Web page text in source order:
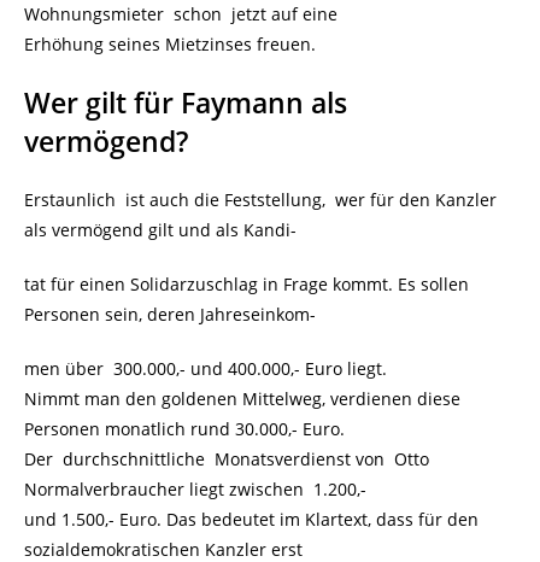
Wohnungsmieter schon jetzt auf eine
Erhöhung seines Mietzinses freuen.
Wer gilt für Faymann als
vermögend?
Erstaunlich ist auch die Feststellung, wer für den Kanzler
als vermögend gilt und als Kandi-
tat für einen Solidarzuschlag in Frage kommt. Es sollen
Personen sein, deren Jahreseinkom-
men über 300.000,- und 400.000,- Euro liegt.
Nimmt man den goldenen Mittelweg, verdienen diese
Personen monatlich rund 30.000,- Euro.
Der durchschnittliche Monatsverdienst von Otto
Normalverbraucher liegt zwischen 1.200,-
und 1.500,- Euro. Das bedeutet im Klartext, dass für den
sozialdemokratischen Kanzler erst